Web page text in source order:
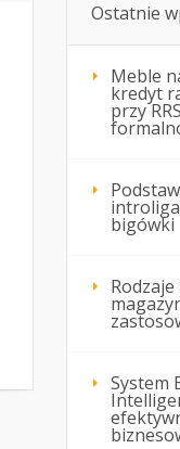
Ostatnie
Meble
kredyt
przy
bigówki
Rodzaje
System